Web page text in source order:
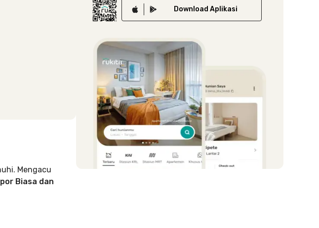
Mengacu
Biasa dan
Download Aplikasi